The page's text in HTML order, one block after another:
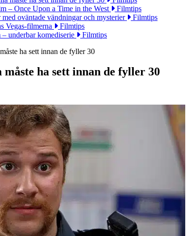
– Once Upon a Time in the West
Filmtips
oväntade vändningar och mysterier
Filmtips
Vegas-filmerna
Filmtips
underbar komediserie
Filmtips
ha sett innan de fyller 30
ha sett innan de fyller 30